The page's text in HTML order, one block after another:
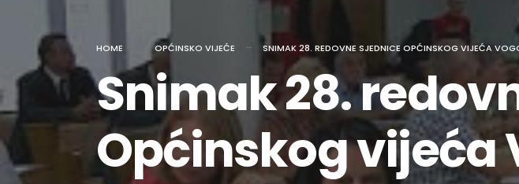
HOME OPĆINSKO VIJEĆE SNIMAK 28. REDOVNE SJEDNICE OPĆINSKOG VIJEĆA
Snimak 28.
Općinskog vijeća